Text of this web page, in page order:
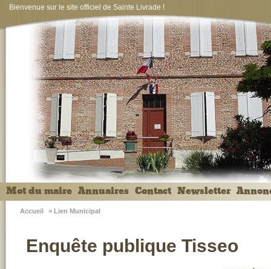
Bienvenue sur le site officiel de Sainte Livrade !
Mot du maire Annuaires Contact Newsletter
Accueil > Lien Municipal
Enquête publique Tisseo